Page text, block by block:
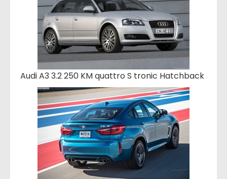
Audi A3 3.2 250 KM quattro S tronic Hatchback